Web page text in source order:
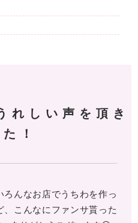
れしい声を頂き
！
ろんなお店でうちわを作っ
、こんなにファンサ貰った